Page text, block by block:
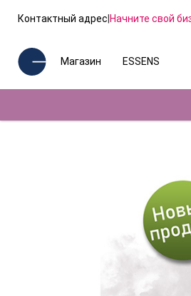
Контактный адрес|Начните свой
Магазин ESSENS